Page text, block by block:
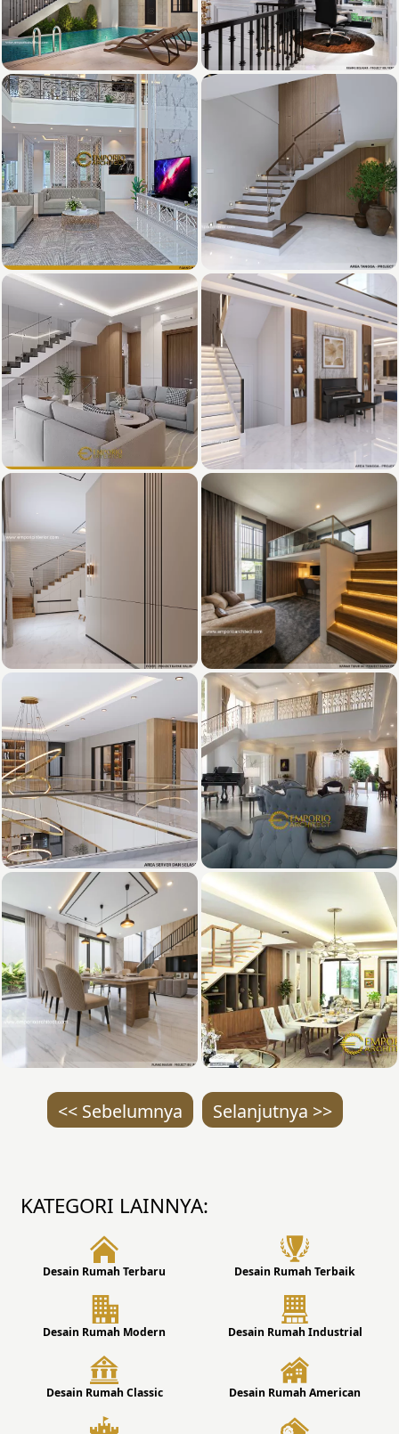
<< Sebelumnya Selanjutnya >>
KATEGORI LAINNYA:
Desain Rumah Terbaru Desain Rumah Terbaik
Desain Rumah Modern Desain Rumah Industrial
Desain Rumah Classic Desain Rumah American